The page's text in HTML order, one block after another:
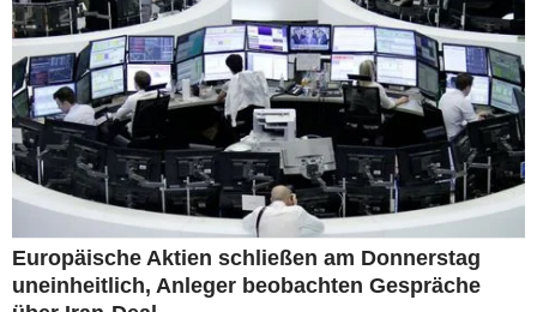
Europäische Aktien schließen am Donnerstag
uneinheitlich, Anleger beobachten Gespräche